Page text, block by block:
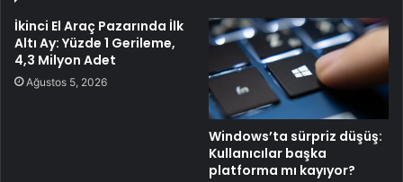
İkinci El Araç Pazarında İlk
Altı Ay: Yüzde 1 Gerileme,
4,3 Milyon Adet
Ağustos 5, 2026
Windows’ta sürpriz düşüş:
Kullanıcılar başka
platforma mı kayıyor?